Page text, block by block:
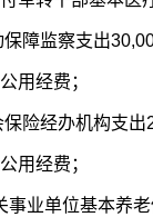
保障监察支出
用经费 ；
保险经办机构支出
用经费 ；
事业单位基本养